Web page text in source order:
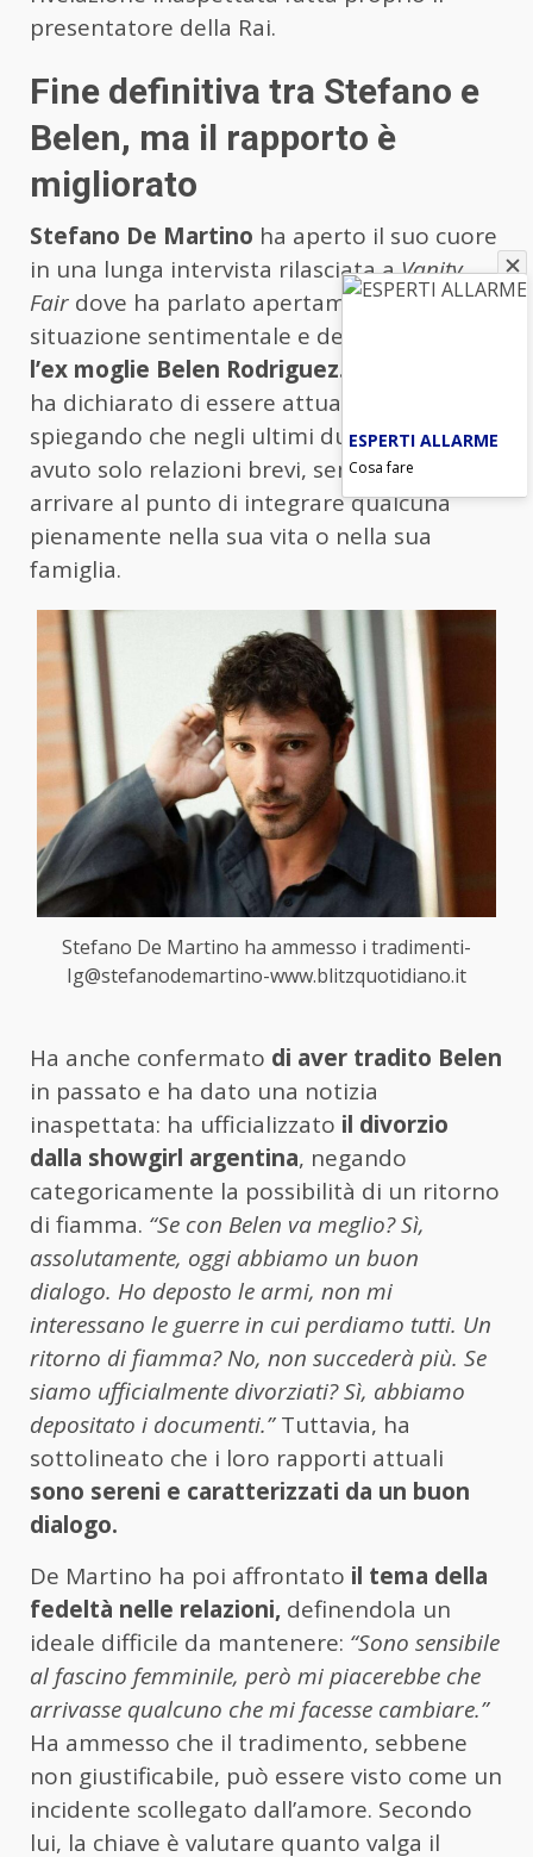
presentatore della Rai.
Fine definitiva tra Stefano e
Belen, ma il rapporto è
migliorato
Stefano De Martino ha aperto il suo cuore
in una lunga intervista rilasciata aVanity
Fair dove ha parlato apertamente della sua
situazione sentimentale e del rapporto con
l’ex moglie Belen Rodriguez.
ha dichiarato di essere attualmente single,
spiegando che negli ultimi due anni ha
avuto solo relazioni brevi, senza mai
arrivare al punto di integrare qualcuna
pienamente nella sua vita o nella sua
famiglia.
Stefano De Martino ha ammesso i tradimenti-
Ig@stefanodemartino-www.blitzquotidiano.it
Ha anche confermato di aver tradito Belen
in passato e ha dato una notizia
inaspettata: ha ufficializzato il divorzio
dalla showgirl argentina, negando
categoricamente la possibilità di un ritorno
di fiamma. “Se con Belen va meglio? Sì,
assolutamente, oggi abbiamo un buon
dialogo. Ho deposto le armi, non mi
interessano le guerre in cui perdiamo tutti. Un
ritorno di fiamma? No, non succederà più. Se
siamo ufficialmente divorziati? Sì, abbiamo
depositato i documenti.”Tuttavia, ha
sottolineato che i loro rapporti attuali
sono sereni e caratterizzati da un buon
dialogo.
De Martino ha poi affrontato il tema della
fedeltà nelle relazioni, definendola un
ideale difficile da mantenere: “Sono sensibile
al fascino femminile, però mi piacerebbe che
arrivasse qualcuno che mi facesse cambiare.”
Ha ammesso che il tradimento, sebbene
non giustificabile, può essere visto come un
incidente scollegato dall’amore. Secondo
lui, la chiave è valutare quanto valga il
ESPERTI ALLARME
Cosa fare